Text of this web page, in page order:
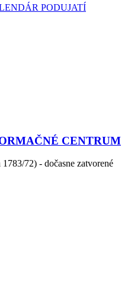
PODUJATÍ
CENTRUM
72) - dočasne zatvorené